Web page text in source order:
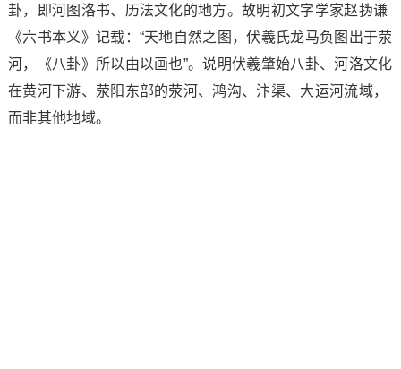
卦，即河图洛书、历法文化的地方。故明初文字学家赵㧑谦
《六书本义》记载：“天地自然之图，伏羲氏龙马负图出于荥
河，《八卦》所以由以画也”。说明伏羲肇始八卦、河洛文化
在黄河下游、荥阳东部的荥河、鸿沟、汴渠、大运河流域，
而非其他地域。